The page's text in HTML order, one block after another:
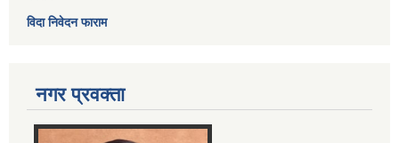
विदा निवेदन फाराम
नगर प्रवक्ता